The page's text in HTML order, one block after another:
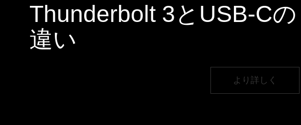
Thunderbolt 3とUSB-Cの
違い
より詳しく